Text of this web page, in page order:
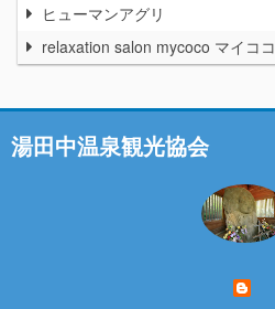
ヒューマンアグリ
relaxation salon mycoco マイココ
湯田中温泉観光協会